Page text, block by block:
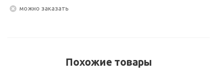
Можно заказать
Похожие товары